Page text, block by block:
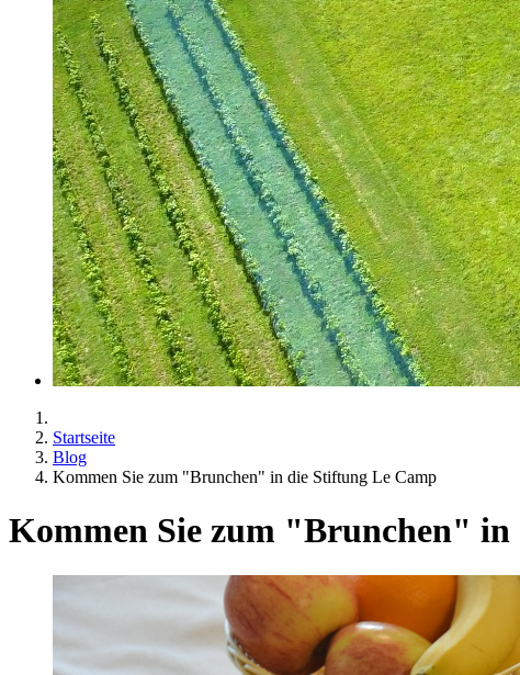
Startseite
Blog
Kommen Sie zum "Brunchen" in die Stiftung Le Camp
Kommen Sie zum "Brunchen"